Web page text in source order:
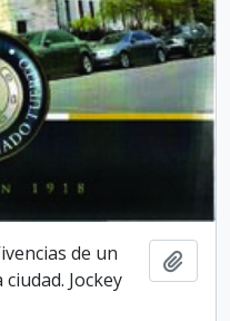
de un
Jockey